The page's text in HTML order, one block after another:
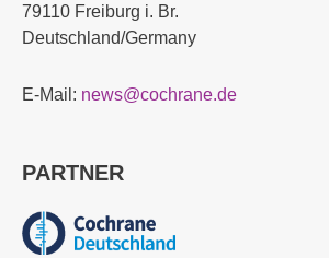
79110 Freiburg i. Br.
Deutschland/Germany
E-Mail: news@cochrane.de
PARTNER